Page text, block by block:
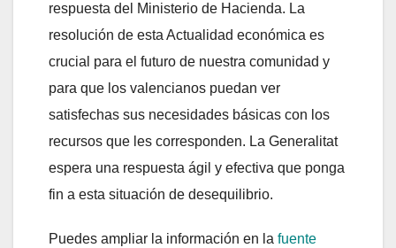
respuesta del Ministerio de Hacienda. La
resolución de esta Actualidad económica es
crucial para el futuro de nuestra comunidad y
para que los valencianos puedan ver
satisfechas sus necesidades básicas con los
recursos que les corresponden. La Generalitat
espera una respuesta ágil y efectiva que ponga
fin a esta situación de desequilibrio.
Puedes ampliar la información en la fuente